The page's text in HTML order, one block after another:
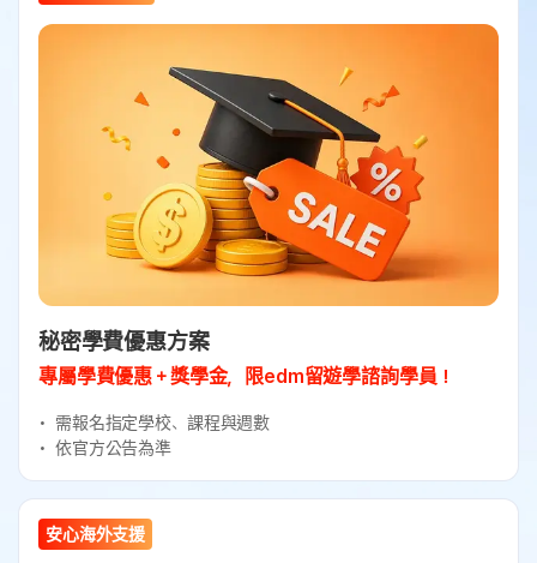
秘密學費優惠方案
專屬學費優惠＋獎學金，限edm留遊學諮詢學員！
需報名指定學校、課程與週數
依官方公告為準
安心海外支援